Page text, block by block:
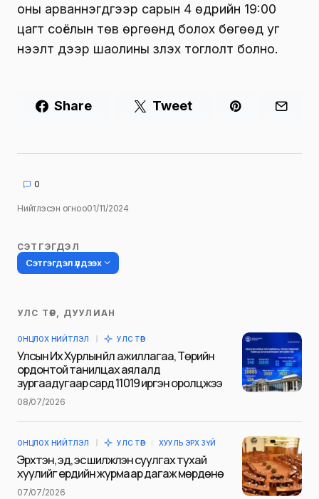
оны арваннэгдүгээр сарын 4 өдрийн 19:00
цагт соёлын төв өргөөнд болох бөгөөд уг
нээлт дээр шаолины үзүүлэх тоглолт болно.
Share Tweet
0
Нийтлэсэн огноо01/11/2024
СЭТГЭГДЭЛ
Сэтгэгдэл үлдээх
Таны имэйл хаягийг нийтлэхгүй.
тэмдэглэсэн
Name
УЛС ТӨР, ДУУЛИАН
ОНЦЛОХ НИЙТЛЭЛ УЛС ТӨР
Улсын Их Хурлын үйл ажиллагаа, Төрийн
ордонтой танилцах аялалд
зургаадугаар сард 11019 иргэн оролцжээ
08/07/2026
ОНЦЛОХ НИЙТЛЭЛ УЛС ТӨР ХУУЛЬ ЭРХ ЗҮЙ
Эрхтэн, эд, эс шилжүүлэн суулгах тухай
хуулийг ердийн журмаар дагаж мөрдөнө
07/07/2026